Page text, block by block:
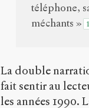
téléphone,
méchants » 1
La double
fait sentir au
les années 1990.